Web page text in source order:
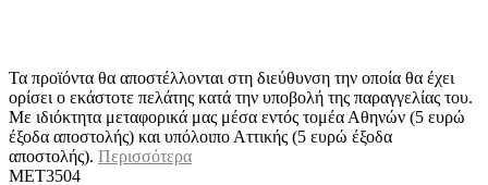
Τα προϊόντα θα αποστέλλονται στη διεύθυνση την οποία θα έχει
ορίσει ο εκάστοτε πελάτης κατά την υποβολή της παραγγελίας του.
Με ιδιόκτητα μεταφορικά μας μέσα εντός τομέα Αθηνών (5 ευρώ
έξοδα αποστολής) και υπόλοιπο Αττικής (5 ευρώ έξοδα
αποστολής). Περισσότερα
MET3504